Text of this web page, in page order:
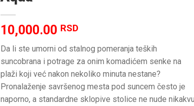
10,000.00 RSD
Da li ste umorni od stalnog pomeranja teških
suncobrana i potrage za onim komadićem senke na
plaži koji već nakon nekoliko minuta nestane?
Pronalaženje savršenog mesta pod suncem često je
naporno, a standardne sklopive stolice ne nude nikakvu